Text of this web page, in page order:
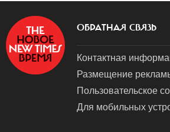
ОБРАТНАЯ СВЯЗЬ
Контактная
Размещение
Пользовательское
Для мобильных